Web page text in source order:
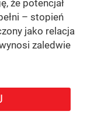
że potencjał
– stopień
jako relacja
zaledwie